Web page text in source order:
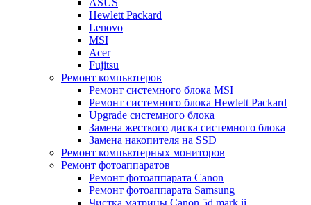
ASUS
Hewlett Packard
Lenovo
MSI
Acer
Fujitsu
Ремонт компьютеров
Ремонт системного блока MSI
Ремонт системного блока Hewlett Packard
Upgrade системного блока
Замена жесткого диска системного блока
Замена накопителя на SSD
Ремонт компьютерных мониторов
Ремонт фотоаппаратов
Ремонт фотоаппарата Canon
Ремонт фотоаппарата Samsung
Чистка матрицы Canon 5d mark ii